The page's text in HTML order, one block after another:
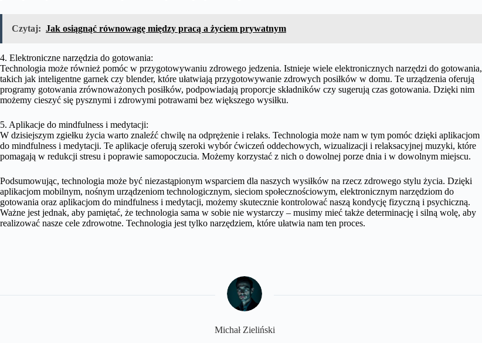
Czytaj: Jak osiągnąć równowagę między pracą a życiem prywatnym
4. Elektroniczne narzędzia do gotowania:
Technologia może również pomóc w przygotowywaniu zdrowego jedzenia. Istnieje wiele elektronicznych narzędzi do gotowania,
takich jak inteligentne garnek czy blender, które ułatwiają przygotowywanie zdrowych posiłków w domu. Te urządzenia oferują
programy gotowania zrównoważonych posiłków, podpowiadają proporcje składników czy sugerują czas gotowania. Dzięki nim
możemy cieszyć się pysznymi i zdrowymi potrawami bez większego wysiłku.
5. Aplikacje do mindfulness i medytacji:
W dzisiejszym zgiełku życia warto znaleźć chwilę na odprężenie i relaks. Technologia może nam w tym pomóc dzięki aplikacjom
do mindfulness i medytacji. Te aplikacje oferują szeroki wybór ćwiczeń oddechowych, wizualizacji i relaksacyjnej muzyki, które
pomagają w redukcji stresu i poprawie samopoczucia. Możemy korzystać z nich o dowolnej porze dnia i w dowolnym miejscu.
Podsumowując, technologia może być niezastąpionym wsparciem dla naszych wysiłków na rzecz zdrowego stylu życia. Dzięki
aplikacjom mobilnym, nośnym urządzeniom technologicznym, sieciom społecznościowym, elektronicznym narzędziom do
gotowania oraz aplikacjom do mindfulness i medytacji, możemy skutecznie kontrolować naszą kondycję fizyczną i psychiczną.
Ważne jest jednak, aby pamiętać, że technologia sama w sobie nie wystarczy – musimy mieć także determinację i silną wolę, aby
realizować nasze cele zdrowotne. Technologia jest tylko narzędziem, które ułatwia nam ten proces.
Michał Zieliński